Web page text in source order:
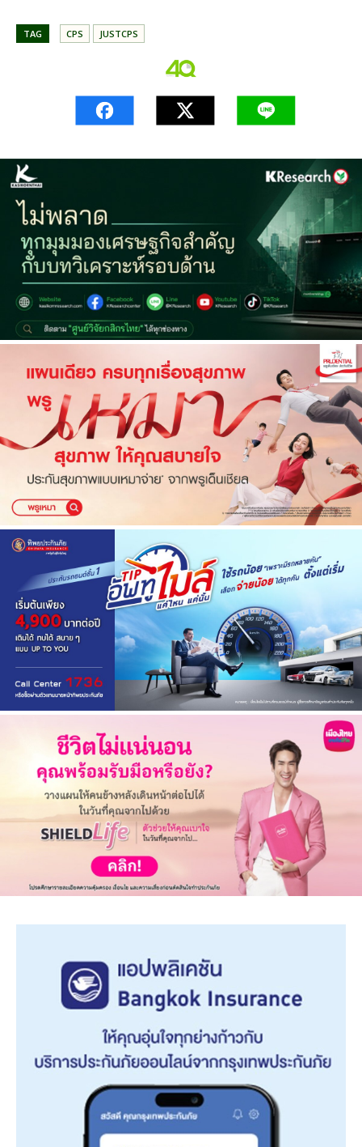
TAG CPS JUSTCPS